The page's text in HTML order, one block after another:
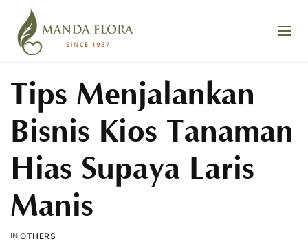
Tips Menjalankan
Bisnis Kios Tanaman
Hias Supaya Laris
Manis
IN OTHERS